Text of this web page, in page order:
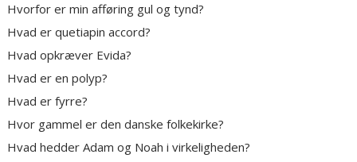
Hvorfor er min afføring gul og tynd?
Hvad er quetiapin accord?
Hvad opkræver Evida?
Hvad er en polyp?
Hvad er fyrre?
Hvor gammel er den danske folkekirke?
Hvad hedder Adam og Noah i virkeligheden?